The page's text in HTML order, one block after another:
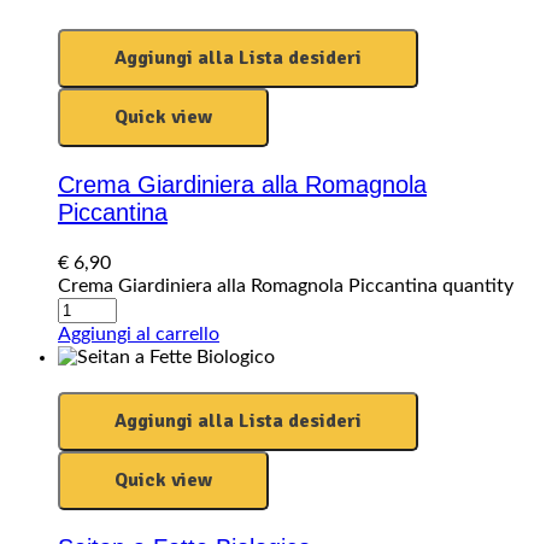
Aggiungi alla Lista desideri
Quick view
Crema Giardiniera alla Romagnola
Piccantina
€ 6,90
Crema Giardiniera alla Romagnola Piccantina quantity
Aggiungi al carrello
Aggiungi alla Lista desideri
Quick view